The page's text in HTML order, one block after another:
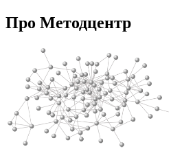
Про Методцентр